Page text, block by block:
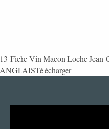
13-Fiche-Vin-Macon-Loche-Jean-
ANGLAISTélécharger